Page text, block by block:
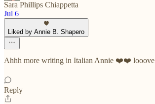
Sara Phillips Chiappetta
Jul 6
Liked by Annie B. Shapero
Ahhh more writing in Italian Annie ❤️❤️ looove
Reply